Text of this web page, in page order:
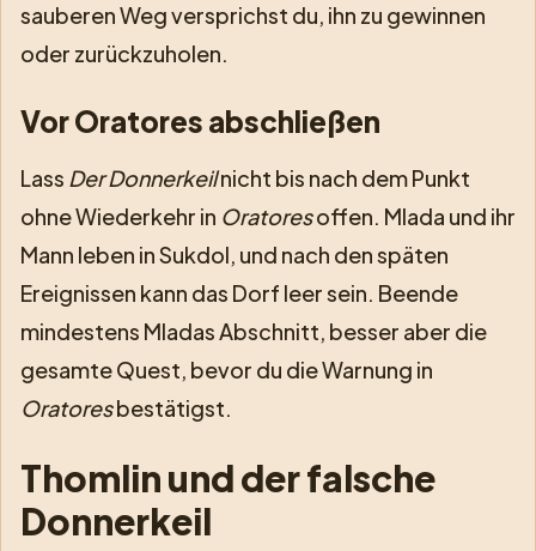
sauberen Weg versprichst du, ihn zu gewinnen
oder zurückzuholen.
Vor Oratores abschließen
Lass Der Donnerkeilnicht bis nach dem Punkt
ohne Wiederkehr in Oratoresoffen. Mlada und ihr
Mann leben in Sukdol, und nach den späten
Ereignissen kann das Dorf leer sein. Beende
mindestens Mladas Abschnitt, besser aber die
gesamte Quest, bevor du die Warnung in
Oratoresbestätigst.
Thomlin und der falsche
Donnerkeil